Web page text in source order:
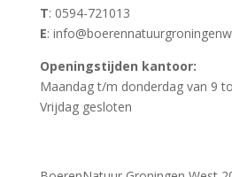
T: 0594-721013
E:
Openingstijden kantoor:
Maandag t/m donderdag van 9
Vrijdag gesloten